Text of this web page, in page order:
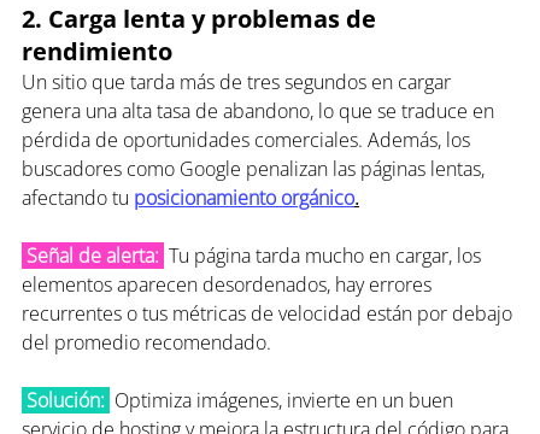
2. Carga lenta y problemas de
rendimiento
Un sitio que tarda más de tres segundos en cargar
genera una alta tasa de abandono, lo que se traduce en
pérdida de oportunidades comerciales. Además, los
buscadores como Google penalizan las páginas lentas,
afectando tu posicionamiento orgánico.
Señal de alerta: Tu página tarda mucho en cargar, los
elementos aparecen desordenados, hay errores
recurrentes o tus métricas de velocidad están por debajo
del promedio recomendado.
Solución: Optimiza imágenes, invierte en un buen